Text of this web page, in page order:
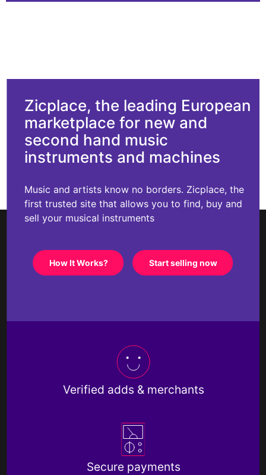
Zicplace, the leading European
marketplace for new and
second hand music
instruments and machines
Music and artists know no borders. Zicplace, the
first trusted site that allows you to find, buy and
sell your musical instruments
How It Works? Start selling now
Verified adds & merchants
Secure payments